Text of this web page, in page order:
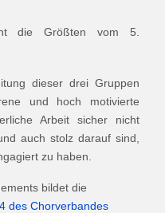
die Größten vom 5.
dieser drei Gruppen
und hoch motivierte
Arbeit sicher nicht
auch stolz darauf sind,
zu haben.
bildet die
des Chorverbandes